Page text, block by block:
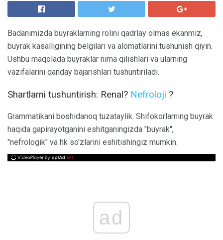
Badanimizda buyraklarning rolini qadrlay olmas ekanmiz,
buyrak kasalligining belgilari va alomatlarini tushunish qiyin.
Ushbu maqolada buyraklar nima qilishlari va ularning
vazifalarini qanday bajarishlari tushuntiriladi.
Shartlarni tushuntirish: Renal? Nefroloji ?
Grammatikani boshidanoq tuzataylik. Shifokorlarning buyrak
haqida gapirayotganini eshitganingizda "buyrak",
"nefrologik" va hk so'zlarini eshitishingiz mumkin.
ad